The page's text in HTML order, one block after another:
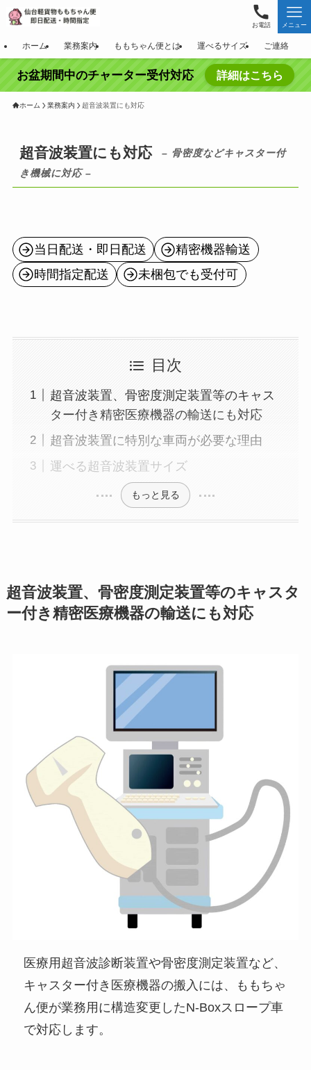
お電話 メニュー
ホーム 業務案内 ももちゃん便とは 運べるサイズ ご連絡
お盆期間中のチャーター受付対応 詳細はこちら
ホーム 業務案内 超音波装置にも対応
超音波装置にも対応
– 骨密度などキャスター付
き機械に対応 –
当日配送・即日配送
精密機器輸送
時間指定配送
未梱包でも受付可
目次
超音波装置、骨密度測定装置等のキャス
ター付き精密医療機器の輸送にも対応
超音波装置に特別な車両が必要な理由
運べる超音波装置サイズ
もっと見る
超音波装置、骨密度測定装置等のキャスタ
ー付き精密医療機器の輸送にも対応
医療用超音波診断装置や骨密度測定装置など、
キャスター付き医療機器の搬入には、ももちゃ
ん便が業務用に構造変更したN-Boxスロープ車
で対応します。